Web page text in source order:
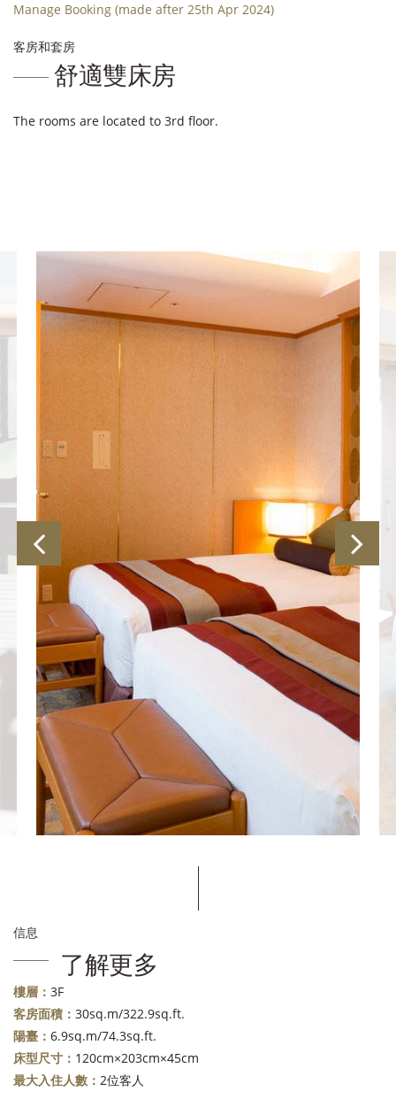
Manage Booking (made after 25th Apr 2024)
客房和套房
舒適雙床房
The rooms are located to 3rd floor.
信息
了解更多
樓層： 3F
客房面積： 30sq.m/322.9sq.ft.
陽臺： 6.9sq.m/74.3sq.ft.
床型尺寸： 120cm×203cm×45cm
最大入住人數： 2位客人